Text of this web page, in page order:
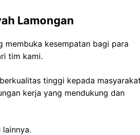
Lamongan
membuka kesempatan bagi para
tim kami.
tinggi kepada
kerja yang mendukung dan
lainnya.